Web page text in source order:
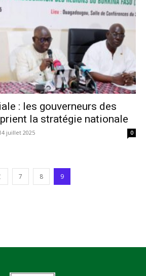
: les gouverneurs des
la stratégie nationale
juillet 2025 0
7 8 9